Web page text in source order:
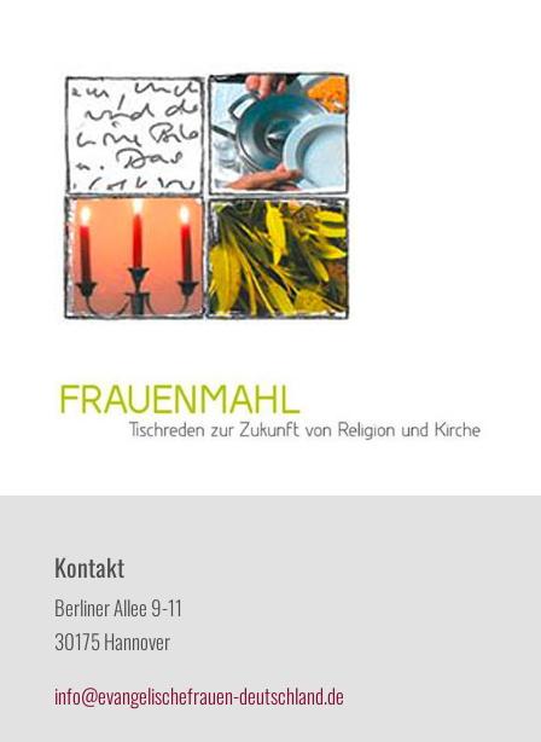
Kontakt
Berliner Allee 9-11
30175 Hannover
info@evangelischefrauen-deutschland.de